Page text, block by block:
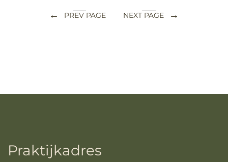
← PREV PAGE NEXT PAGE →
Praktijkadres